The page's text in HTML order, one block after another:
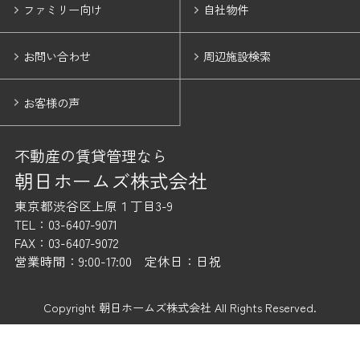
ファミリー向け 自社物件
お問い合わせ 周辺施設検索
お客様の声
不動産の賃貸管理なら
朝日ホームズ株式会社
東京都渋谷区上原１丁目3-9
TEL：03-6407-9071
FAX：03-6407-9072
営業時間：9:00-17:00 定休日：日祝
Copyright 朝日ホームズ株式会社 All Rights Reserved.